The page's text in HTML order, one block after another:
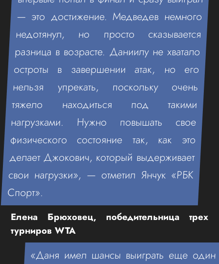
— это достижение. Медведев немного
недотянул, но просто сказывается
разница в возрасте. Даниилу не хватало
остроты в завершении атак, но его
нельзя упрекать, поскольку очень
тяжело находиться под такими
нагрузками. Нужно повышать свое
физического состояние так, как это
делает Джокович, который выдерживает
свои нагрузки», — отметил Янчук «РБК
Спорт».
Елена Брюховец, победительница трех
турниров WTA
«Даня имел шансы выиграть еще один